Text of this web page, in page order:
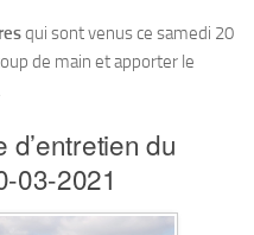
qui sont venus ce samedi 20
de main et apporter le
du
03-2021